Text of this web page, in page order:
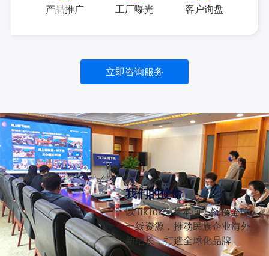
产品推广 工厂曝光 客户询盘
立即咨询服务
我们的使命
以TikTok为基本面，链接全球
一线资源，推动民族企业海外
新增长，打造全球化品牌。